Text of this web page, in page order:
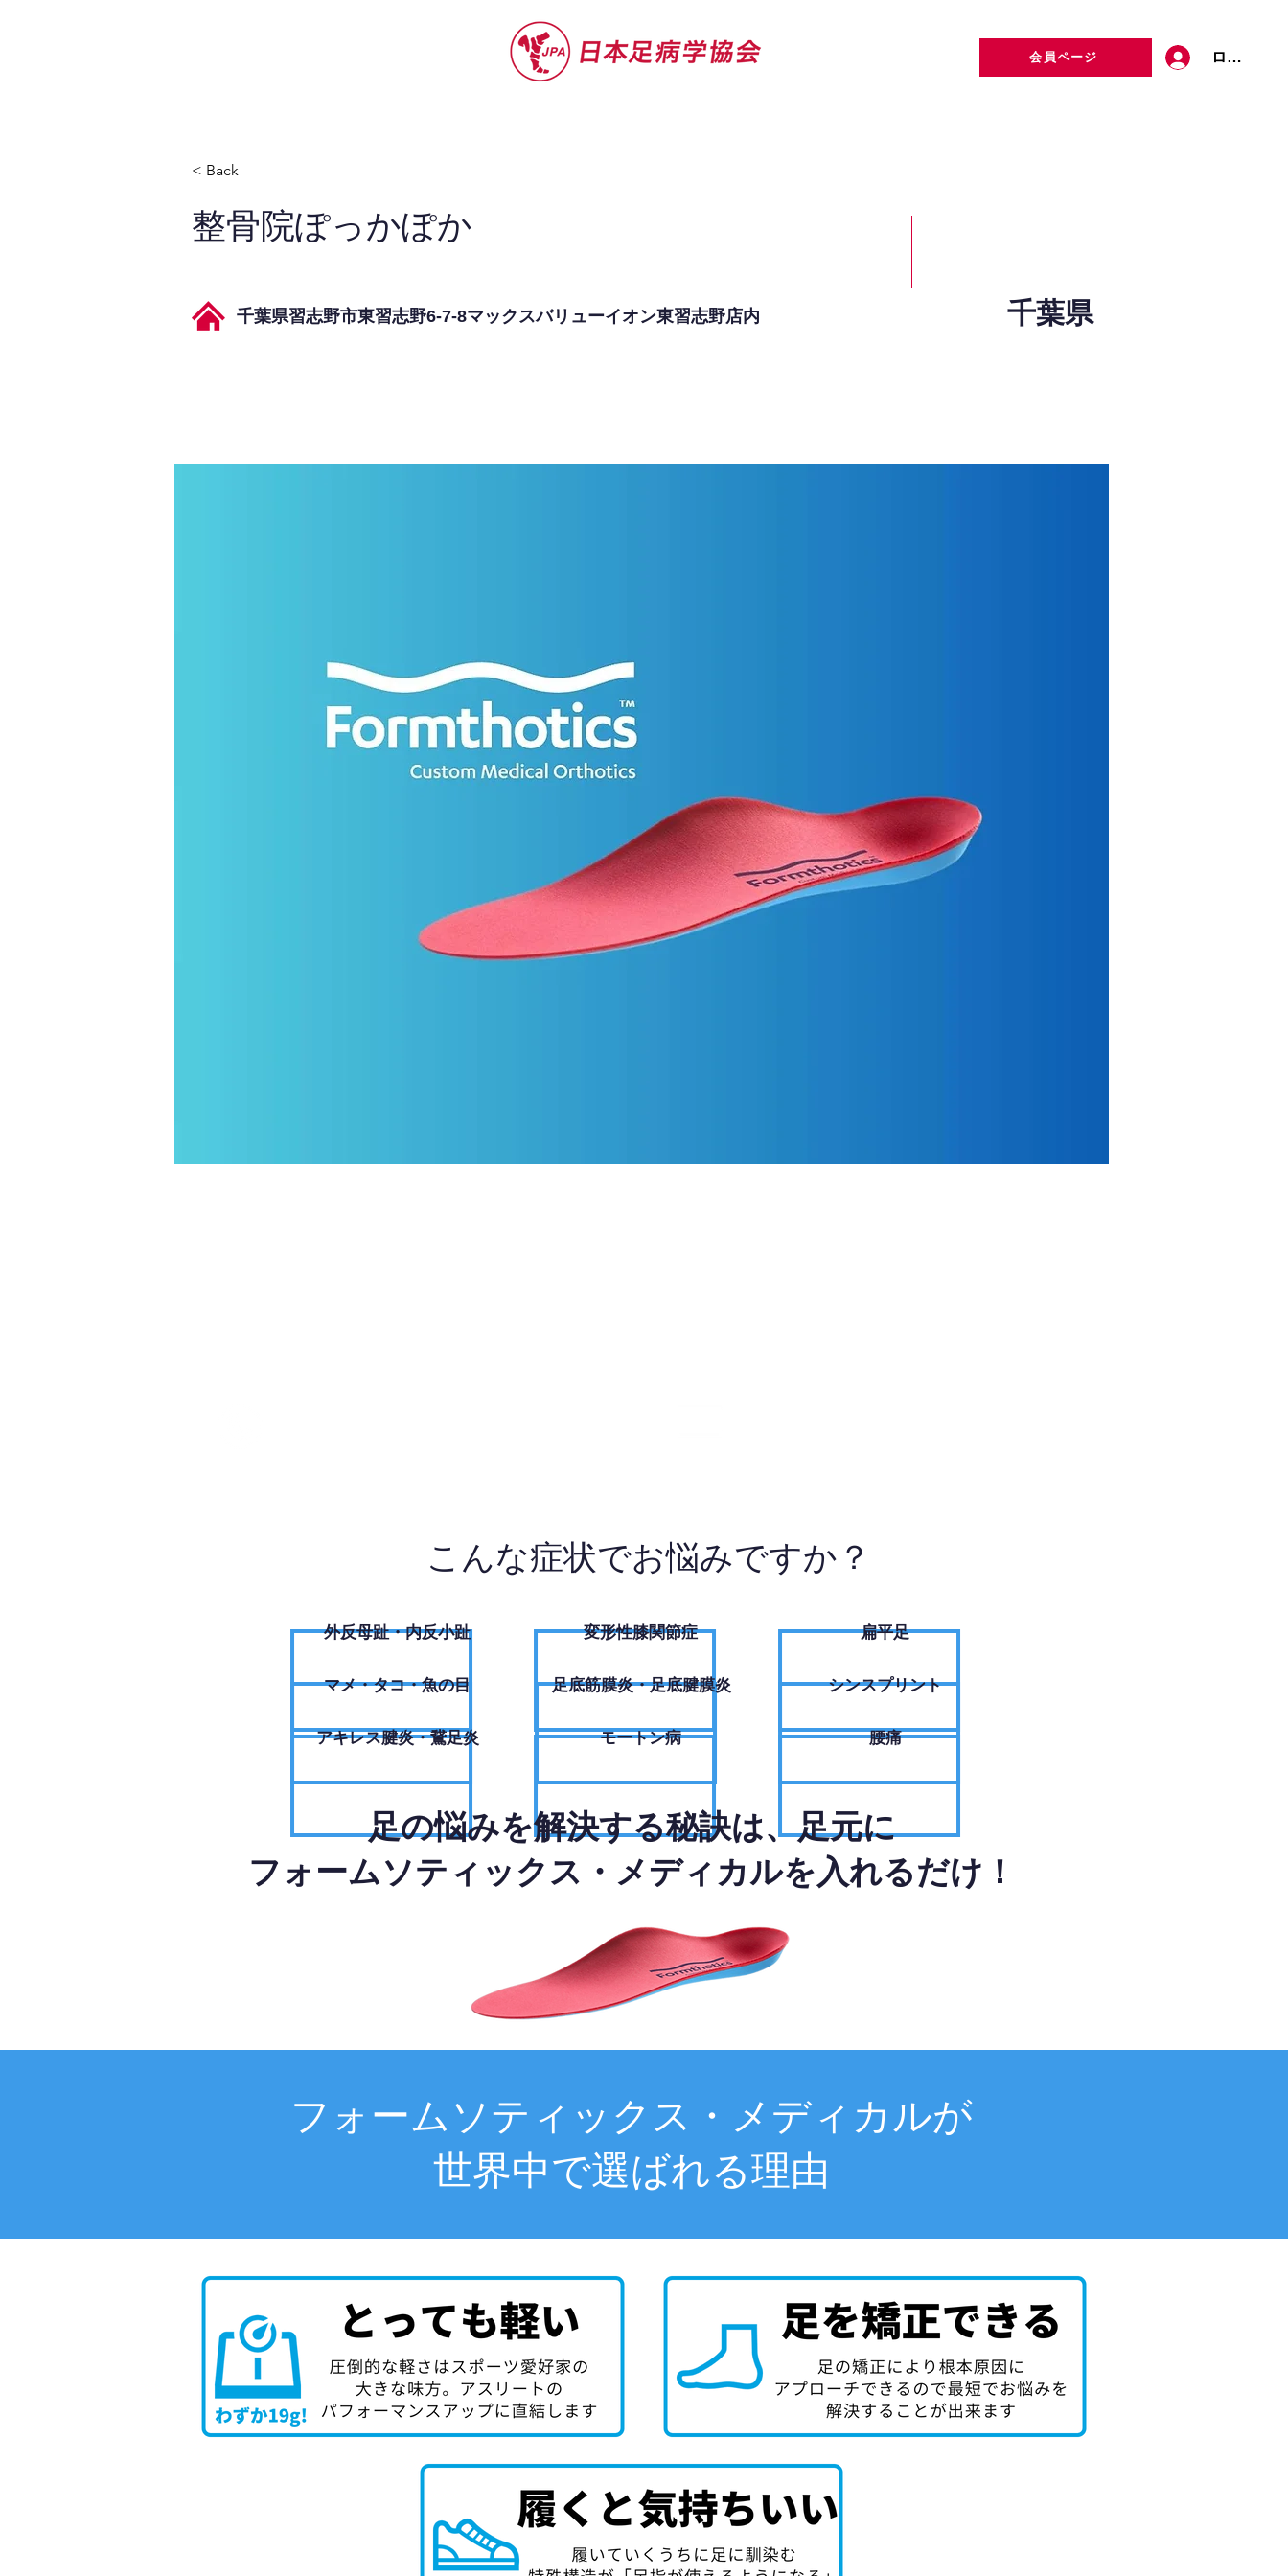
会員ページ ログイン
< Back
整骨院ぽっかぽか
千葉県習志野市東習志野6-7-8マックスバリューイオン東習志野店内 千葉県
こんな症状でお悩みですか？
外反母趾・内反小趾
​マメ・タコ・魚の目
アキレス腱炎・鵞足炎
変形性膝関節症
足底筋膜炎・足底腱膜炎
モートン病
扁平足
シンスプリント
腰痛
足の悩みを解決する秘訣は、足元に
フォームソティックス・メディカルを入れるだけ！
フォームソティックス・メディカルが
世界中で選ばれる理由